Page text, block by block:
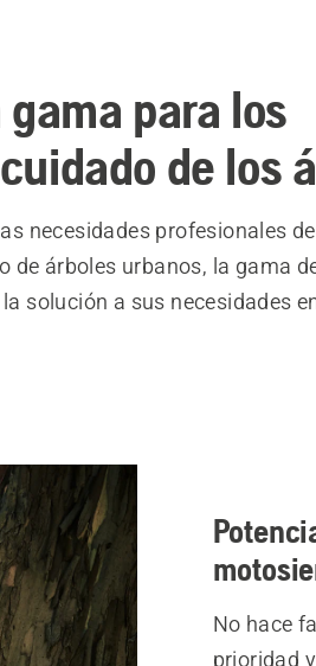
para los
de los
necesidades profesionales
de árboles urbanos, la gama
solución a sus necesidades
No hace
prioridad